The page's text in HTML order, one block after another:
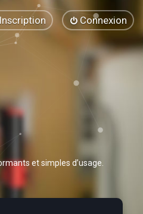
Connexion
Inscription
et simples d’usage.